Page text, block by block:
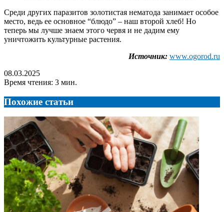
Среди других паразитов золотистая нематода занимает особое
место, ведь ее основное “блюдо” – наш второй хлеб! Но
теперь мы лучше знаем этого червя и не дадим ему
уничтожить культурные растения.
Источник: www.ogorod.ru
08.03.2025
Время чтения: 3 мин.
Похожие статьи